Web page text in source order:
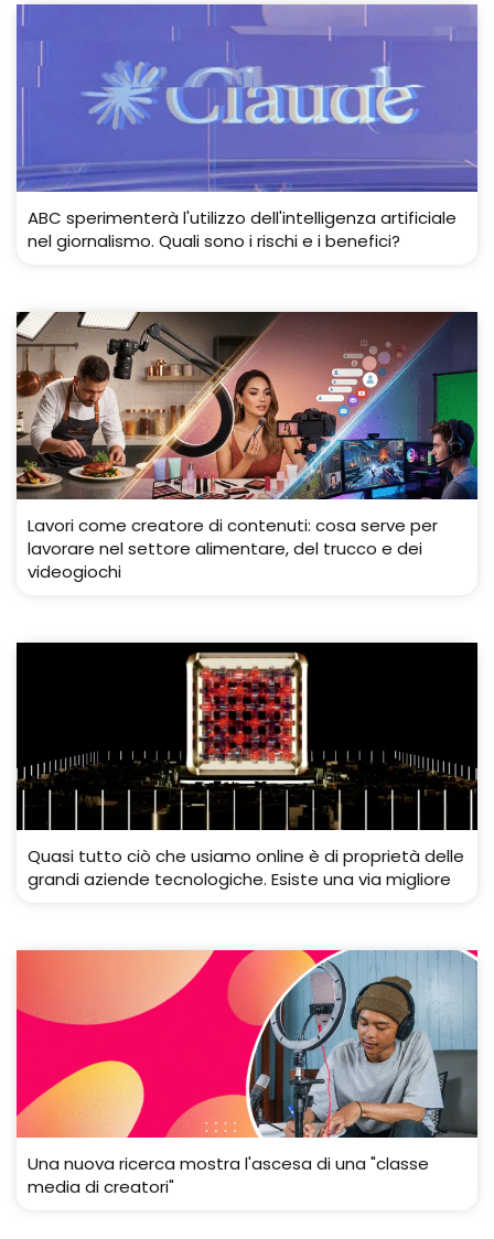
ABC sperimenterà l'utilizzo dell'intelligenza artificiale
nel giornalismo. Quali sono i rischi e i benefici?
Lavori come creatore di contenuti: cosa serve per
lavorare nel settore alimentare, del trucco e dei
videogiochi
Quasi tutto ciò che usiamo online è di proprietà delle
grandi aziende tecnologiche. Esiste una via migliore
Una nuova ricerca mostra l'ascesa di una "classe
media di creatori"